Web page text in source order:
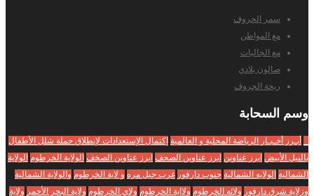
سمر الحروف
مع المواطن
مع الجاليات
صالون بلادي
ريحة الجروف
وسم السحابة
أبـرز أخـبـار الرياضة المحلية و العالمية إكتمال الإستعدادات لإنطلاق حملة شلل الأطفال
بالنيل الأبيض ابرز عناوين ابرز عناوين الصحف ابرز عناوين الصخف الولاية الخرطوم الولاية
الشمالية الولايه الشمالية جنوب دارفور غرب جبل مره و لاية الخرطوم والولاية الشمالية
وزلاية شرق دارفور ولائه الخرطوم ولااية الخرطوم ولاي الخرطوم ولاية البحر الأحمر ولاية